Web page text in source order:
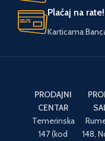
Plaćaj na rate!
Karticama
PRODAJNI
CENTAR
Temerinska
147 (kod
148,